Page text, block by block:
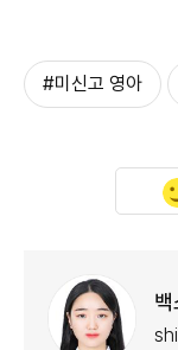
#미신고 영아